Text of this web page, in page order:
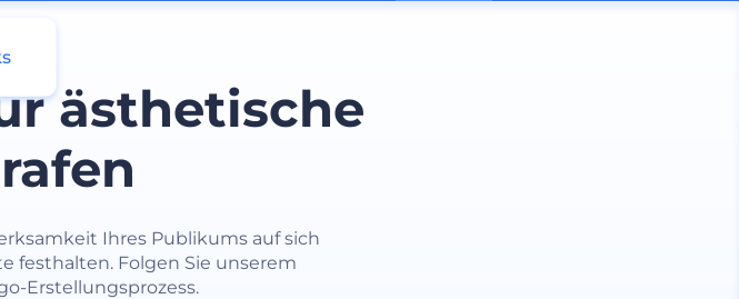
ästhetische
Ihres Publikums auf sich
festhalten. Folgen Sie unserem
Erstellungsprozess.